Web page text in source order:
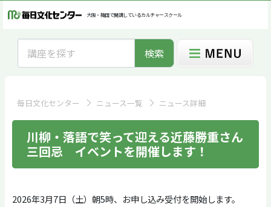
大阪・梅田で開講しているカルチャースクール
検索
毎日文化センター ニュース一覧 ニュース詳細
川柳・落語で笑って迎える近藤勝重さん
三回忌 イベントを開催します！
2026年3月7日（土）朝5時、お申し込み受付を開始します。